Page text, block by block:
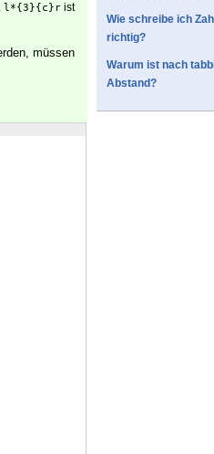
l*{3}{c}r ist
müssen
Wie schreibe ich
richtig?
Warum ist nach
Abstand?